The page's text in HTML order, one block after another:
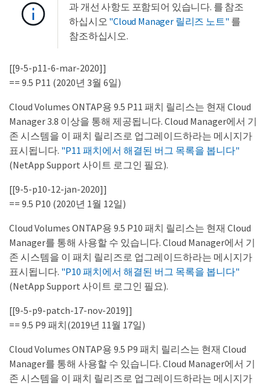
과 개선 사항도 포함되어 있습니다. 를 참조
하십시오 "Cloud Manager 릴리즈 노트" 를
참조하십시오.
[[9-5-p11-6-mar-2020]]
== 9.5 P11 (2020년 3월 6일)
Cloud Volumes ONTAP용 9.5 P11 패치 릴리스는 현재 Cloud
Manager 3.8 이상을 통해 제공됩니다. Cloud Manager에서 기
존 시스템을 이 패치 릴리즈로 업그레이드하라는 메시지가
표시됩니다. "P11 패치에서 해결된 버그 목록을 봅니다"
(NetApp Support 사이트 로그인 필요).
[[9-5-p10-12-jan-2020]]
== 9.5 P10 (2020년 1월 12일)
Cloud Volumes ONTAP용 9.5 P10 패치 릴리스는 현재 Cloud
Manager를 통해 사용할 수 있습니다. Cloud Manager에서 기
존 시스템을 이 패치 릴리즈로 업그레이드하라는 메시지가
표시됩니다. "P10 패치에서 해결된 버그 목록을 봅니다"
(NetApp Support 사이트 로그인 필요).
[[9-5-p9-patch-17-nov-2019]]
== 9.5 P9 패치(2019년 11월 17일)
Cloud Volumes ONTAP용 9.5 P9 패치 릴리스는 현재 Cloud
Manager를 통해 사용할 수 있습니다. Cloud Manager에서 기
존 시스템을 이 패치 릴리즈로 업그레이드하라는 메시지가